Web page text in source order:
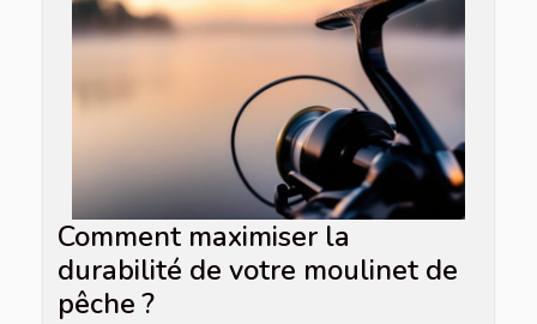
Comment maximiser la
durabilité de votre moulinet de
pêche ?